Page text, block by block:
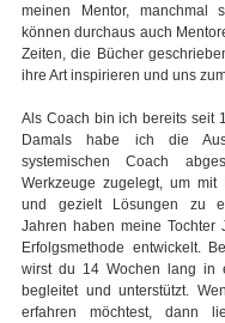
meinen Mentor, manchmal
können durchaus auch
Zeiten, die Bücher
ihre Art inspirieren und uns
Als Coach bin ich bereits seit
Damals habe ich die
systemischen Coach
Werkzeuge zugelegt, um mit
und gezielt Lösungen zu
Jahren haben meine Tochter
Erfolgsmethode entwickelt.
wirst du 14 Wochen lang in
begleitet und unterstützt.
erfahren möchtest, dann